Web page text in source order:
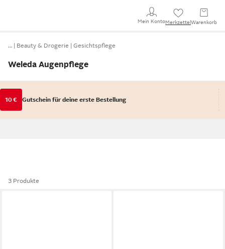
Mein KontoMerkzettel Warenkorb
… Beauty & Drogerie Gesichtspflege
Weleda Augenpflege
10 € Gutschein für deine erste Bestellung
3 Produkte